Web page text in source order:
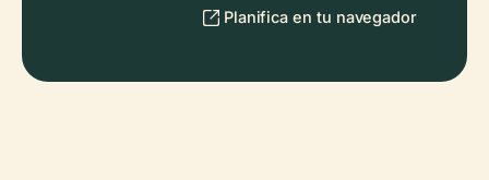
Planifica en tu navegador